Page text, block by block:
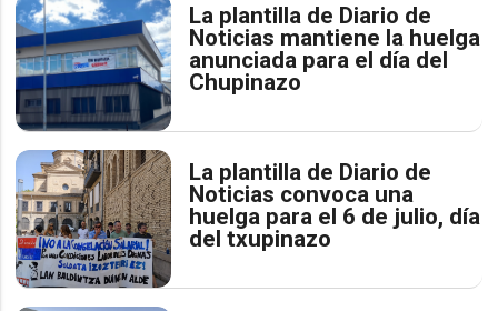
La plantilla de Diario de
Noticias mantiene la huelga
anunciada para el día del
Chupinazo
La plantilla de Diario de
Noticias convoca una
huelga para el 6 de julio, día
del txupinazo